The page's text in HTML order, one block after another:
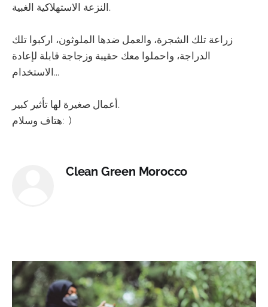
النزعة الاستهلاكية الغبية.
زراعة تلك الشجرة، والعمل ضدها الملوثون، اركبوا تلك
الدراجة، واحملوا معك حقيبة وزجاجة قابلة لإعادة
الاستخدام...
أعمال صغيرة لها تأثير كبير.
هتاف وسلام: )
Clean Green Morocco